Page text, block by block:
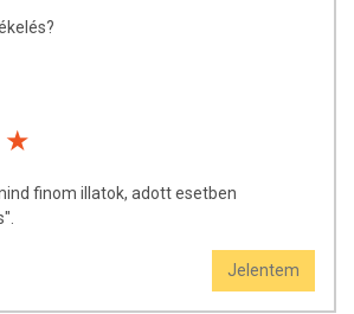
finom illatok, adott esetben
Jelentem